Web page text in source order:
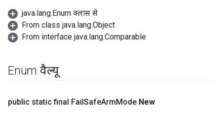
java.lang.Enum क्लास से
From class java.lang.Object
From interface java.lang.Comparable
Enum वैल्यू
public static final FailSafeArmMode New